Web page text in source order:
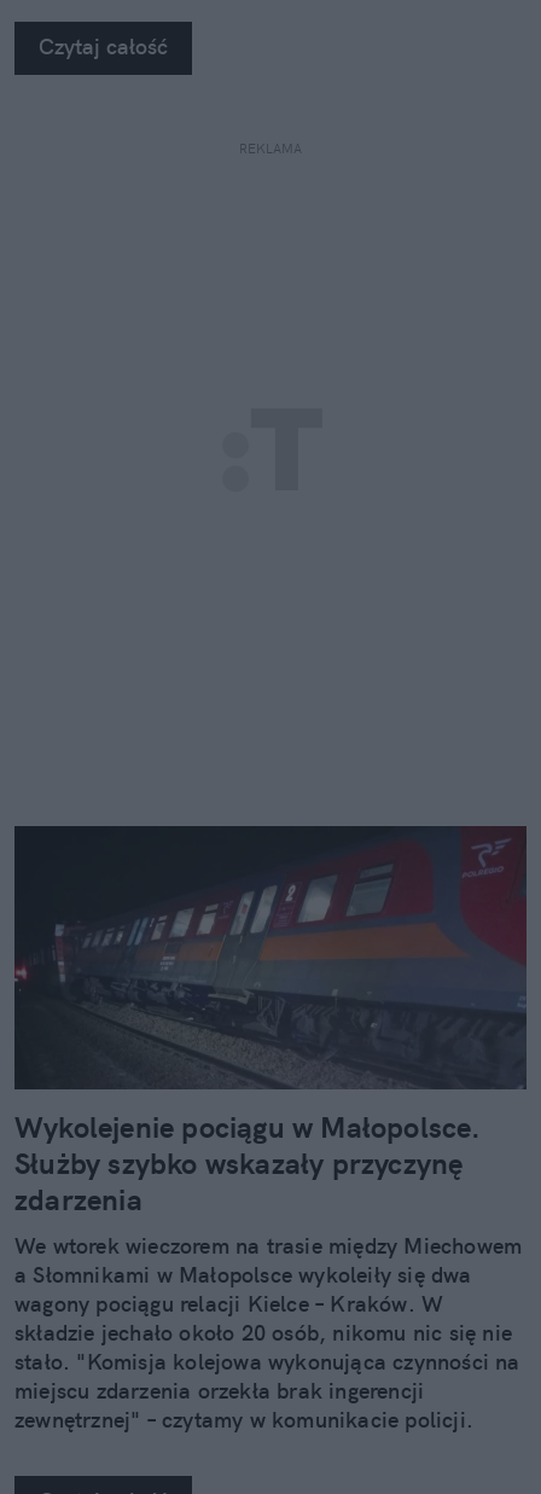
Czytaj całość
REKLAMA
Wykolejenie pociągu w Małopolsce.
Służby szybko wskazały przyczynę
zdarzenia
We wtorek wieczorem na trasie między Miechowem
a Słomnikami w Małopolsce wykoleiły się dwa
wagony pociągu relacji Kielce – Kraków. W
składzie jechało około 20 osób, nikomu nic się nie
stało. "Komisja kolejowa wykonująca czynności na
miejscu zdarzenia orzekła brak ingerencji
zewnętrznej" – czytamy w komunikacie policji.